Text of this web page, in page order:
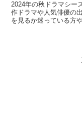
2024年の秋ドラマシー
作ドラマや人気俳優の
を見るか迷っている方